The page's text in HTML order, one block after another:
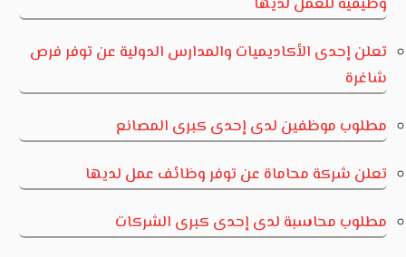
تعلن إحدى الأكاديميات والمدارس الدولية عن توفر فرص
شاغرة
مطلوب موظفين لدى إحدى كبرى المصانع
تعلن شركة محاماة عن توفر وظائف عمل لديها
مطلوب محاسبة لدى إحدى كبرى الشركات